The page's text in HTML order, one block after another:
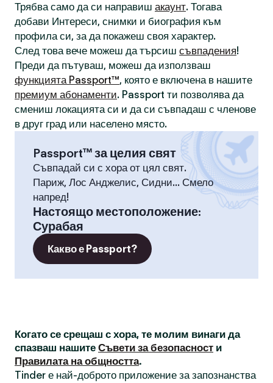
Трябва само да си направиш акаунт. Тогава
добави Интереси, снимки и биография към
профила си, за да покажеш своя характер.
След това вече можеш да търсиш съвпадения!
Преди да пътуваш, можеш да използваш
функцията Passport™, която е включена в нашите
премиум абонаменти. Passport ти позволява да
смениш локацията си и да си съвпадаш с членове
в друг град или населено място.
Passport™ за целия свят
Съвпадай си с хора от цял свят.
Париж, Лос Анджелис, Сидни... Смело
напред!
Настоящо местоположение:
Сурабая
Какво е Passport?
Когато се срещаш с хора, те молим винаги да
спазваш нашите Съвети за безопасност и
Правилата на общността.
Tinder е най-доброто приложение за запознанства